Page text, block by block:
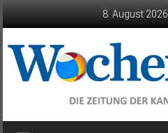
8. August 2026
Wochenblatt